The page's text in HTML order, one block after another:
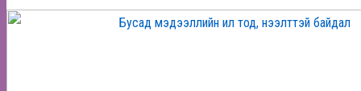
Бусад мэдээллийн ил тод, нээлттэй байдал